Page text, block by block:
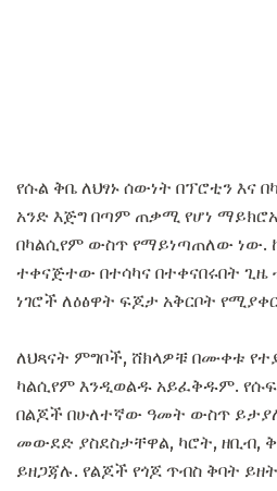
የሱል ቅቤ ለህፃኑ ሰውነት በፕሮቲን እና
አንድ እጅግ በጣም ጠቃሚ የሆነ
በካልሲየም ውስጥ የማይነጣጠለው ነው.
ተቀናጅተው በተሳካና በተቀናበሩበት ጊዜ
ነገሮች ለዕፅዋት ፍጆታ አቅርቦት
ለህጻናት ምግቦች, ሸክላዎቹ በሙቀቱ
ካልሲየም እንዲወልዱ አይፈቅዱም.
በልጆች በሁለተኛው ዓመት ውስጥ
መውደድ ያስደስታቸዋል, ካሮት, ዘቢብ,
ይዘጋጃሉ. የልጆች የጎጆ ጥብስ ቅባት